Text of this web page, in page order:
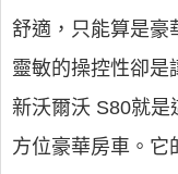
舒適，只能算是豪
靈敏的操控性卻是
新沃爾沃 S80就是
方位豪華房車。它